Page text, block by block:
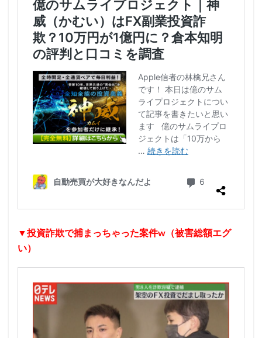
▼投資詐欺で捕まっちゃった案件w（被害総額エグ
い）